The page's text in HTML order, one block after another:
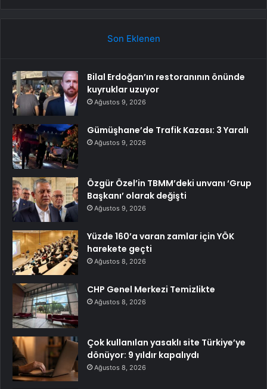
Son Eklenen
Bilal Erdoğan’ın restoranının önünde
kuyruklar uzuyor
Ağustos 9, 2026
Gümüşhane’de Trafik Kazası: 3 Yaralı
Ağustos 9, 2026
Özgür Özel’in TBMM’deki unvanı ‘Grup
Başkanı’ olarak değişti
Ağustos 9, 2026
Yüzde 160’a varan zamlar için YÖK
harekete geçti
Ağustos 8, 2026
CHP Genel Merkezi Temizlikte
Ağustos 8, 2026
Çok kullanılan yasaklı site Türkiye’ye
dönüyor: 9 yıldır kapalıydı
Ağustos 8, 2026